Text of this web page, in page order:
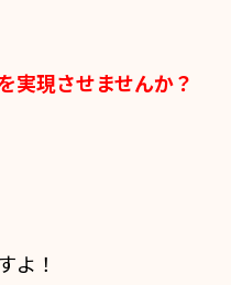
実現させませんか？
よ！